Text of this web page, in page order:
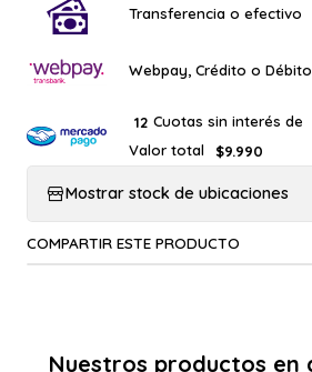
Transferencia o efectivo
Webpay, Crédito o Débito
12 Cuotas sin interés de
Valor total
$9.990
Mostrar stock de ubicaciones
COMPARTIR ESTE PRODUCTO